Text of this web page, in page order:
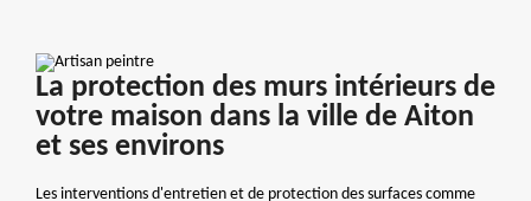
La protection des murs intérieurs de
votre maison dans la ville de Aiton
et ses environs
Les interventions d'entretien et de protection des surfaces comme